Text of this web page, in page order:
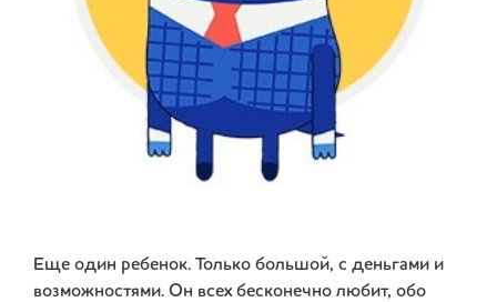
Еще один ребенок. Только большой, с деньгами и
возможностями. Он всех бесконечно любит, обо